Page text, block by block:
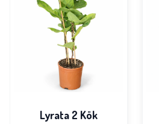
Lyrata 2 Kök